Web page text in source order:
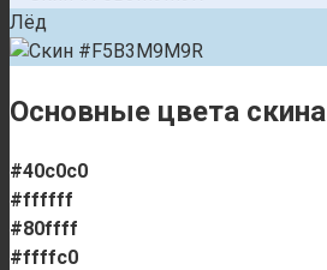
Лёд
Основные цвета скина
#40c0c0
#ffffff
#80ffff
#ffffc0